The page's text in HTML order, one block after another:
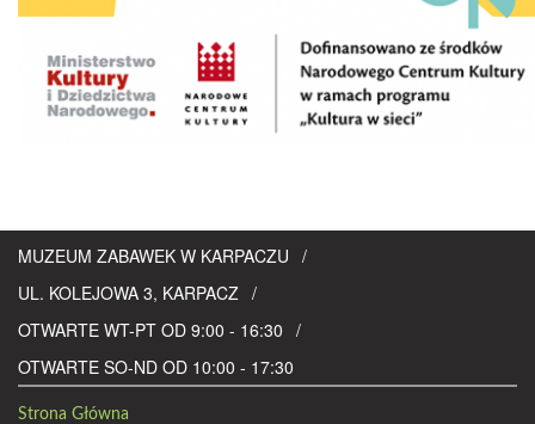
MUZEUM ZABAWEK W KARPACZU
UL. KOLEJOWA 3, KARPACZ
OTWARTE WT-PT OD 9:00 - 16:30
OTWARTE SO-ND OD 10:00 - 17:30
Strona Główna